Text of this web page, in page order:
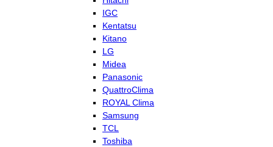
IGC
Kentatsu
Kitano
LG
Midea
Panasonic
QuattroClima
ROYAL Clima
Samsung
TCL
Toshiba